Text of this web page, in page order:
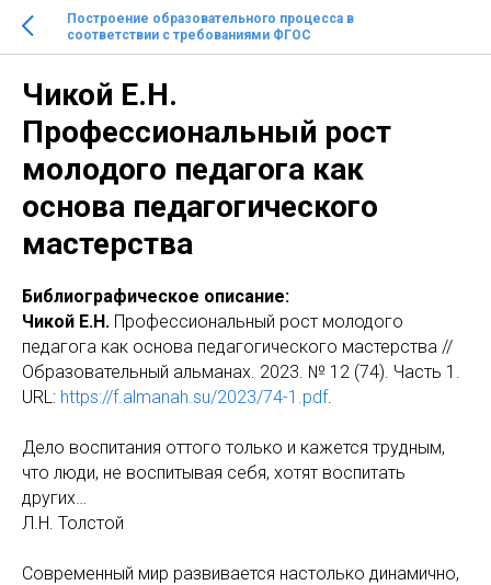
Построение образовательного процесса в
соответствии с требованиями ФГОС
Чикой Е.Н.
Профессиональный рост
молодого педагога как
основа педагогического
мастерства
Библиографическое описание:
Чикой Е.Н. Профессиональный рост молодого
педагога как основа педагогического мастерства //
Образовательный альманах. 2023. № 12 (74). Часть 1.
URL: https://f.almanah.su/2023/74-1.pdf.
Дело воспитания оттого только и кажется трудным,
что люди, не воспитывая себя, хотят воспитать
других…
Л.Н. Толстой
Современный мир развивается настолько динамично,